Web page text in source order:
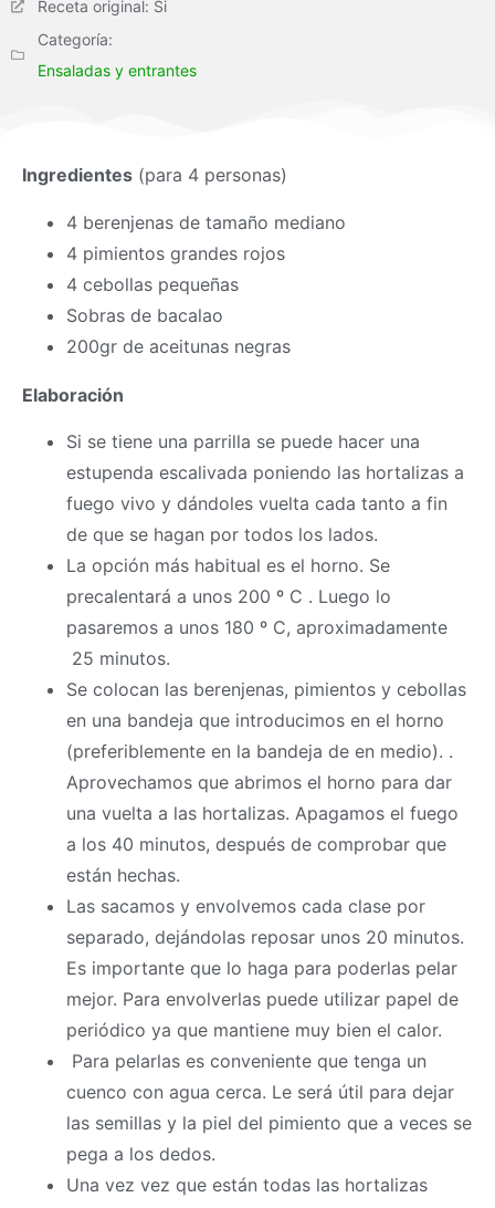
Receta original: Si
Categoría:
Ensaladas y entrantes
Ingredientes (para 4 personas)
4 berenjenas de tamaño mediano
4 pimientos grandes rojos
4 cebollas pequeñas
Sobras de bacalao
200gr de aceitunas negras
Elaboración
Si se tiene una parrilla se puede hacer una
estupenda escalivada poniendo las hortalizas a
fuego vivo y dándoles vuelta cada tanto a fin
de que se hagan por todos los lados.
La opción más habitual es el horno. Se
precalentará a unos 200 º C . Luego lo
pasaremos a unos 180 º C, aproximadamente
25 minutos.
Se colocan las berenjenas, pimientos y cebollas
en una bandeja que introducimos en el horno
(preferiblemente en la bandeja de en medio). .
Aprovechamos que abrimos el horno para dar
una vuelta a las hortalizas. Apagamos el fuego
a los 40 minutos, después de comprobar que
están hechas.
Las sacamos y envolvemos cada clase por
separado, dejándolas reposar unos 20 minutos.
Es importante que lo haga para poderlas pelar
mejor. Para envolverlas puede utilizar papel de
periódico ya que mantiene muy bien el calor.
Para pelarlas es conveniente que tenga un
cuenco con agua cerca. Le será útil para dejar
las semillas y la piel del pimiento que a veces se
pega a los dedos.
Una vez vez que están todas las hortalizas